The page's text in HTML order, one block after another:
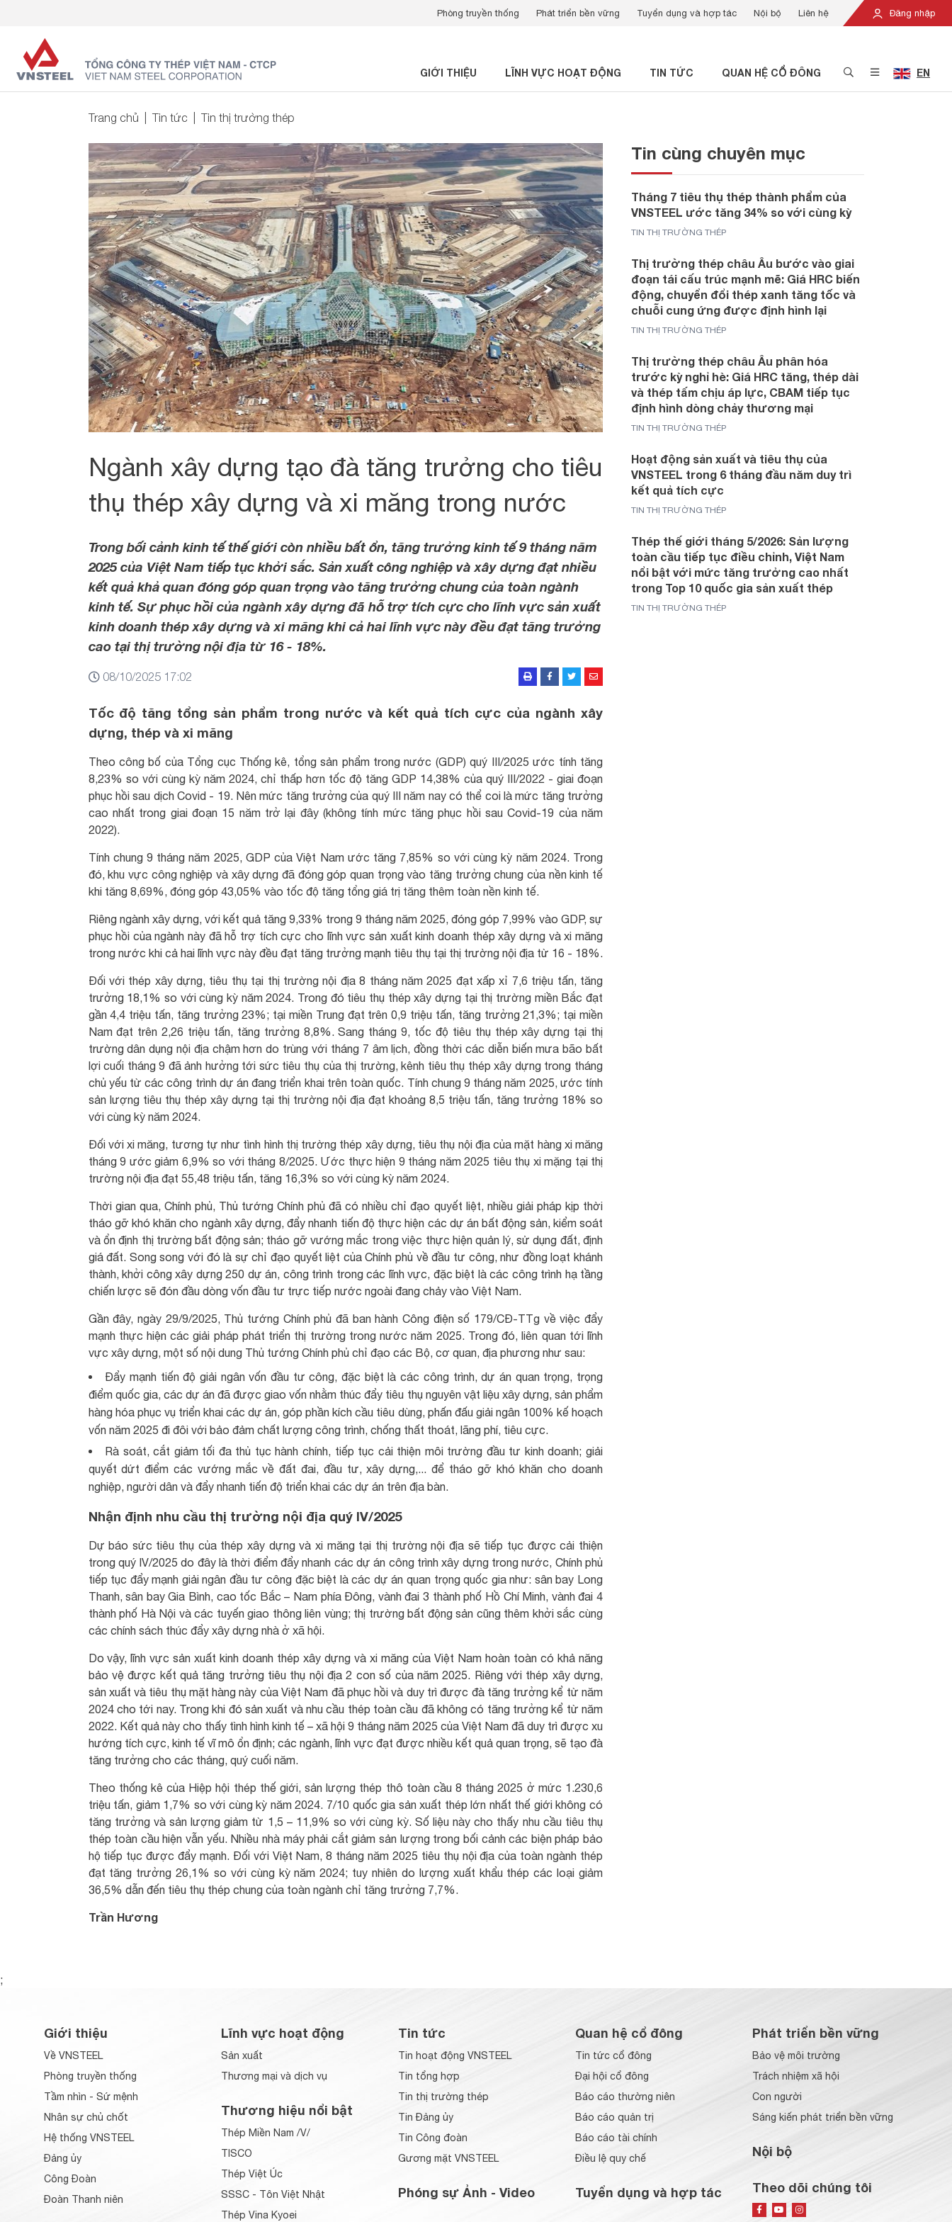
Đăng nhập
Phòng truyền thống Phát triển bền vững Tuyển dụng và hợp tác Nội bộ Liên hệ
GIỚI THIỆU LĨNH VỰC HOẠT ĐỘNG TIN TỨC QUAN HỆ CỔ ĐÔNG EN
Trang chủ Tin tức Tin thị trường thép
Ngành xây dựng tạo đà tăng trưởng cho tiêu
thụ thép xây dựng và xi măng trong nước
Trong bối cảnh kinh tế thế giới còn nhiều bất ổn, tăng trưởng kinh tế 9 tháng năm
2025 của Việt Nam tiếp tục khởi sắc. Sản xuất công nghiệp và xây dựng đạt nhiều
kết quả khả quan đóng góp quan trọng vào tăng trưởng chung của toàn ngành
kinh tế. Sự phục hồi của ngành xây dựng đã hỗ trợ tích cực cho lĩnh vực sản xuất
kinh doanh thép xây dựng và xi măng khi cả hai lĩnh vực này đều đạt tăng trưởng
cao tại thị trường nội địa từ 16 - 18%.
08/10/2025 17:02
Tốc độ tăng tổng sản phẩm trong nước và kết quả tích cực của ngành xây
dựng, thép và xi măng
Theo công bố của Tổng cục Thống kê, tổng sản phẩm trong nước (GDP) quý III/2025 ước tính tăng
8,23% so với cùng kỳ năm 2024, chỉ thấp hơn tốc độ tăng GDP 14,38% của quý III/2022 - giai đoạn
phục hồi sau dịch Covid - 19. Nên mức tăng trưởng của quý III năm nay có thể coi là mức tăng trưởng
cao nhất trong giai đoạn 15 năm trở lại đây (không tính mức tăng phục hồi sau Covid-19 của năm
2022).
Tính chung 9 tháng năm 2025, GDP của Việt Nam ước tăng 7,85% so với cùng kỳ năm 2024. Trong
đó, khu vực công nghiệp và xây dựng đã đóng góp quan trọng vào tăng trưởng chung của nền kinh tế
khi tăng 8,69%, đóng góp 43,05% vào tốc độ tăng tổng giá trị tăng thêm toàn nền kinh tế.
Riêng ngành xây dựng, với kết quả tăng 9,33% trong 9 tháng năm 2025, đóng góp 7,99% vào GDP, sự
phục hồi của ngành này đã hỗ trợ tích cực cho lĩnh vực sản xuất kinh doanh thép xây dựng và xi măng
trong nước khi cả hai lĩnh vực này đều đạt tăng trưởng mạnh tiêu thụ tại thị trường nội địa từ 16 - 18%.
Đối với thép xây dựng, tiêu thụ tại thị trường nội địa 8 tháng năm 2025 đạt xấp xỉ 7,6 triệu tấn, tăng
trưởng 18,1% so với cùng kỳ năm 2024. Trong đó tiêu thụ thép xây dựng tại thị trường miền Bắc đạt
gần 4,4 triệu tấn, tăng trưởng 23%; tại miền Trung đạt trên 0,9 triệu tấn, tăng trưởng 21,3%; tại miền
Nam đạt trên 2,26 triệu tấn, tăng trưởng 8,8%. Sang tháng 9, tốc độ tiêu thụ thép xây dựng tại thị
trường dân dụng nội địa chậm hơn do trùng với tháng 7 âm lịch, đồng thời các diễn biến mưa bão bất
lợi cuối tháng 9 đã ảnh hưởng tới sức tiêu thụ của thị trường, kênh tiêu thụ thép xây dựng trong tháng
chủ yếu từ các công trình dự án đang triển khai trên toàn quốc. Tính chung 9 tháng năm 2025, ước tính
sản lượng tiêu thụ thép xây dựng tại thị trường nội địa đạt khoảng 8,5 triệu tấn, tăng trưởng 18% so
với cùng kỳ năm 2024.
Đối với xi măng, tương tự như tình hình thị trường thép xây dựng, tiêu thụ nội địa của mặt hàng xi măng
tháng 9 ước giảm 6,9% so với tháng 8/2025. Ước thực hiện 9 tháng năm 2025 tiêu thụ xi mặng tại thị
trường nội địa đạt 55,48 triệu tấn, tăng 16,3% so với cùng kỳ năm 2024.
Thời gian qua, Chính phủ, Thủ tướng Chính phủ đã có nhiều chỉ đạo quyết liệt, nhiều giải pháp kịp thời
tháo gỡ khó khăn cho ngành xây dựng, đẩy nhanh tiến độ thực hiện các dự án bất động sản, kiểm soát
và ổn định thị trường bất động sản; tháo gỡ vướng mắc trong việc thực hiện quản lý, sử dụng đất, định
giá đất. Song song với đó là sự chỉ đạo quyết liệt của Chính phủ về đầu tư công, như đồng loạt khánh
thành, khởi công xây dựng 250 dự án, công trình trong các lĩnh vực, đặc biệt là các công trình hạ tầng
chiến lược sẽ đón đầu dòng vốn đầu tư trực tiếp nước ngoài đang chảy vào Việt Nam.
Gần đây, ngày 29/9/2025, Thủ tướng Chính phủ đã ban hành Công điện số 179/CĐ-TTg về việc đẩy
mạnh thực hiện các giải pháp phát triển thị trường trong nước năm 2025. Trong đó, liên quan tới lĩnh
vực xây dựng, một số nội dung Thủ tướng Chính phủ chỉ đạo các Bộ, cơ quan, địa phương như sau:
Đẩy mạnh tiến độ giải ngân vốn đầu tư công, đặc biệt là các công trình, dự án quan trọng, trọng
điểm quốc gia, các dự án đã được giao vốn nhằm thúc đẩy tiêu thụ nguyên vật liệu xây dựng, sản phẩm
hàng hóa phục vụ triển khai các dự án, góp phần kích cầu tiêu dùng, phấn đấu giải ngân 100% kế hoạch
vốn năm 2025 đi đôi với bảo đảm chất lượng công trình, chống thất thoát, lãng phí, tiêu cực.
Rà soát, cắt giảm tối đa thủ tục hành chính, tiếp tục cải thiện môi trường đầu tư kinh doanh; giải
quyết dứt điểm các vướng mắc về đất đai, đầu tư, xây dựng,... để tháo gỡ khó khăn cho doanh
nghiệp, người dân và đẩy nhanh tiến độ triển khai các dự án trên địa bàn.
Nhận định nhu cầu thị trường nội địa quý IV/2025
Dự báo sức tiêu thụ của thép xây dựng và xi măng tại thị trường nội địa sẽ tiếp tục được cải thiện
trong quý IV/2025 do đây là thời điểm đẩy nhanh các dự án công trình xây dựng trong nước, Chính phủ
tiếp tục đẩy mạnh giải ngân đầu tư công đặc biệt là các dự án quan trọng quốc gia như: sân bay Long
Thanh, sân bay Gia Bình, cao tốc Bắc – Nam phía Đông, vành đai 3 thành phố Hồ Chí Minh, vành đai 4
thành phố Hà Nội và các tuyến giao thông liên vùng; thị trường bất động sản cũng thêm khởi sắc cùng
các chính sách thúc đẩy xây dựng nhà ở xã hội.
Do vậy, lĩnh vực sản xuất kinh doanh thép xây dựng và xi măng của Việt Nam hoàn toàn có khả năng
bảo vệ được kết quả tăng trưởng tiêu thụ nội địa 2 con số của năm 2025. Riêng với thép xây dựng,
sản xuất và tiêu thụ mặt hàng này của Việt Nam đã phục hồi và duy trì được đà tăng trưởng kể từ năm
2024 cho tới nay. Trong khi đó sản xuất và nhu cầu thép toàn cầu đã không có tăng trưởng kể từ năm
2022. Kết quả này cho thấy tình hình kinh tế – xã hội 9 tháng năm 2025 của Việt Nam đã duy trì được xu
hướng tích cực, kinh tế vĩ mô ổn định; các ngành, lĩnh vực đạt được nhiều kết quả quan trọng, sẽ tạo đà
tăng trưởng cho các tháng, quý cuối năm.
Theo thống kê của Hiệp hội thép thế giới, sản lượng thép thô toàn cầu 8 tháng 2025 ở mức 1.230,6
triệu tấn, giảm 1,7% so với cùng kỳ năm 2024. 7/10 quốc gia sản xuất thép lớn nhất thế giới không có
tăng trưởng và sản lượng giảm từ 1,5 – 11,9% so với cùng kỳ. Số liệu này cho thấy nhu cầu tiêu thụ
thép toàn cầu hiện vẫn yếu. Nhiều nhà máy phải cắt giảm sản lượng trong bối cảnh các biện pháp bảo
hộ tiếp tục được đẩy mạnh. Đối với Việt Nam, 8 tháng năm 2025 tiêu thụ nội địa của toàn ngành thép
đạt tăng trưởng 26,1% so với cùng kỳ năm 2024; tuy nhiên do lượng xuất khẩu thép các loại giảm
36,5% dẫn đến tiêu thụ thép chung của toàn ngành chỉ tăng trưởng 7,7%.
Trần Hương
Tin cùng chuyên mục
Tháng 7 tiêu thụ thép thành phẩm của
VNSTEEL ước tăng 34% so với cùng kỳ
TIN THỊ TRƯỜNG THÉP
Thị trường thép châu Âu bước vào giai
đoạn tái cấu trúc mạnh mẽ: Giá HRC biến
động, chuyển đổi thép xanh tăng tốc và
chuỗi cung ứng được định hình lại
TIN THỊ TRƯỜNG THÉP
Thị trường thép châu Âu phân hóa
trước kỳ nghỉ hè: Giá HRC tăng, thép dài
và thép tấm chịu áp lực, CBAM tiếp tục
định hình dòng chảy thương mại
TIN THỊ TRƯỜNG THÉP
Hoạt động sản xuất và tiêu thụ của
VNSTEEL trong 6 tháng đầu năm duy trì
kết quả tích cực
TIN THỊ TRƯỜNG THÉP
Thép thế giới tháng 5/2026: Sản lượng
toàn cầu tiếp tục điều chỉnh, Việt Nam
nổi bật với mức tăng trưởng cao nhất
trong Top 10 quốc gia sản xuất thép
TIN THỊ TRƯỜNG THÉP
;
Giới thiệu
Về VNSTEEL
Phòng truyền thống
Tầm nhìn - Sứ mệnh
Nhân sự chủ chốt
Hệ thống VNSTEEL
Đảng ủy
Công Đoàn
Đoàn Thanh niên
Lĩnh vực hoạt động
Sản xuất
Thương mại và dịch vụ
Thương hiệu nổi bật
Thép Miền Nam /V/
TISCO
Thép Việt Úc
SSSC - Tôn Việt Nhật
Thép Vina Kyoei
Tin tức
Tin hoạt động VNSTEEL
Tin tổng hợp
Tin thị trường thép
Tin Đảng ủy
Tin Công đoàn
Gương mặt VNSTEEL
Phóng sự Ảnh - Video
Quan hệ cổ đông
Tin tức cổ đông
Đại hội cổ đông
Báo cáo thường niên
Báo cáo quản trị
Báo cáo tài chính
Điều lệ quy chế
Tuyển dụng và hợp tác
Phát triển bền vững
Bảo vệ môi trường
Trách nhiệm xã hội
Con người
Sáng kiến phát triển bền vững
Nội bộ
Theo dõi chúng tôi